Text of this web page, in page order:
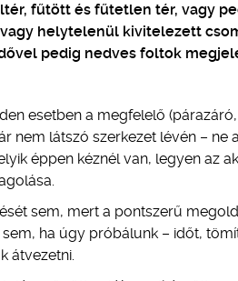
fűtött és fűtetlen tér, vagy
helytelenül kivitelezett
pedig nedves foltok
esetben a megfelelő
nem látszó szerkezet lévén – ne
éppen kéznél van, legyen az
sem, mert a pontszerű
ha úgy próbálunk – időt,
átvezetni.